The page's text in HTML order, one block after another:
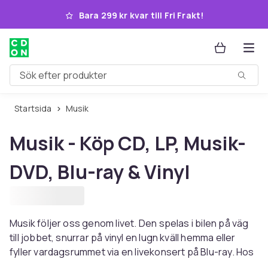
Hoppa till huvudinnehållet
Bara 299 kr kvar till Fri Frakt!
Sök efter produkter
Startsida Musik
Musik - Köp CD, LP, Musik-
DVD, Blu-ray & Vinyl
Musik följer oss genom livet. Den spelas i bilen på väg
till jobbet, snurrar på vinyl en lugn kväll hemma eller
fyller vardagsrummet via en livekonsert på Blu-ray. Hos